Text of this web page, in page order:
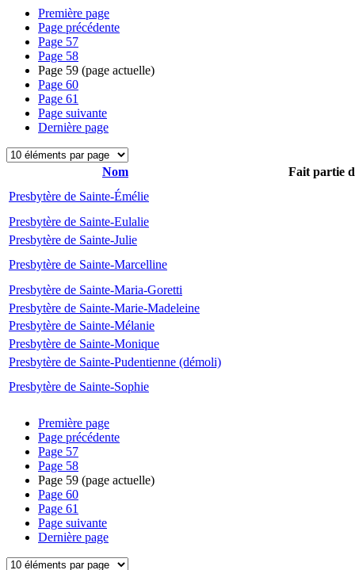
Première page
Page précédente
Page 57
Page 58
Page 59 (page actuelle)
Page 60
Page 61
Page suivante
Dernière page
Nom
Fait partie
Presbytère de Sainte-Émélie
Presbytère de Sainte-Eulalie
Presbytère de Sainte-Julie
Presbytère de Sainte-Marcelline
Presbytère de Sainte-Maria-Goretti
Presbytère de Sainte-Marie-Madeleine
Presbytère de Sainte-Mélanie
Presbytère de Sainte-Monique
Presbytère de Sainte-Pudentienne (démoli)
Presbytère de Sainte-Sophie
Première page
Page précédente
Page 57
Page 58
Page 59 (page actuelle)
Page 60
Page 61
Page suivante
Dernière page